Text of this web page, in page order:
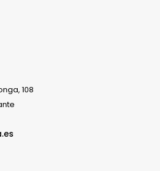
108